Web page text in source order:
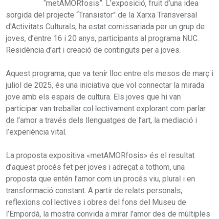
“metAMORfosis”. L’exposició, fruit d’una idea
sorgida del projecte “Transistor” de la Xarxa Transversal
d'Activitats Culturals, ha estat comissariada per un grup de
joves, d’entre 16 i 20 anys, participants al programa NUC.
Residència d’art i creació de continguts per a joves.
Aquest programa, que va tenir lloc entre els mesos de març i
juliol de 2025, és una iniciativa que vol connectar la mirada
jove amb els espais de cultura. Els joves que hi van
participar van treballar col·lectivament explorant com parlar
de l’amor a través dels llenguatges de l’art, la mediació i
l’experiència vital.
La proposta expositiva «metAMORfosis» és el resultat
d’aquest procés fet per joves i adreçat a tothom, una
proposta que entén l’amor com un procés viu, plural i en
transformació constant. A partir de relats personals,
reflexions col·lectives i obres del fons del Museu de
l’Empordà, la mostra convida a mirar l’amor des de múltiples